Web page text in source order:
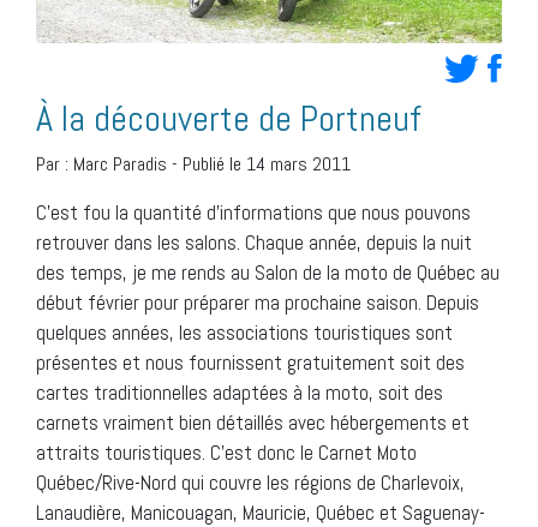
À la découverte de Portneuf
Par : Marc Paradis - Publié le 14 mars 2011
C’est fou la quantité d’informations que nous pouvons
retrouver dans les salons. Chaque année, depuis la nuit
des temps, je me rends au Salon de la moto de Québec au
début février pour préparer ma prochaine saison. Depuis
quelques années, les associations touristiques sont
présentes et nous fournissent gratuitement soit des
cartes traditionnelles adaptées à la moto, soit des
carnets vraiment bien détaillés avec hébergements et
attraits touristiques. C’est donc le Carnet Moto
Québec/Rive-Nord qui couvre les régions de Charlevoix,
Lanaudière, Manicouagan, Mauricie, Québec et Saguenay-